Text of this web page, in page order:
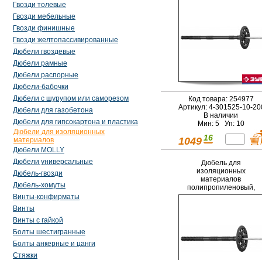
Гвозди толевые
Гвозди мебельные
Гвозди финишные
Гвозди желтопассивированные
Дюбели гвоздевые
Дюбели рамные
Дюбели распорные
Дюбели-бабочки
Дюбели с шурупом или саморезом
Дюбели для газобетона
Дюбели для гипсокартона и пластика
Дюбели для изоляционных
материалов
Дюбели MOLLY
Дюбели универсальные
Дюбель-гвозди
Дюбель-хомуты
Винты-конфирматы
Винты
Винты с гайкой
Болты шестигранные
Болты анкерные и цанги
Стяжки
Код товара: 254977
Артикул: 4-301525-10-
В наличии
Мин: 5 Уп: 10
1049 16
Дюбель для
изоляционных
материалов
полипропиленовый,
металлический